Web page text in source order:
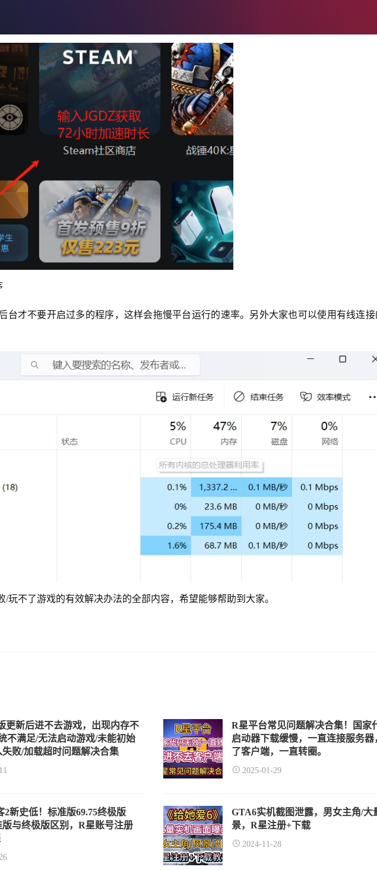
台才不要开启过多的程序，这样会拖慢平台运行的速率。另外大家也可以使用有线连
/玩不了游戏的有效解决办法的全部内容，希望能够帮助到大家。
更新后进不去游戏，出现内存不
不满足/无法启动游戏/未能初始
失败/加载超时问题解决合集
R星平台常见问题解决合集！国家
启动器下载缓慢，一直连接服务器
了客户端，一直转圈。
2025-01-29
2新史低！标准版69.75终极版
版与终极版区别，R星账号注册
GTA6实机截图泄露，男女主角/大
景，R星注册+下载
2024-11-28